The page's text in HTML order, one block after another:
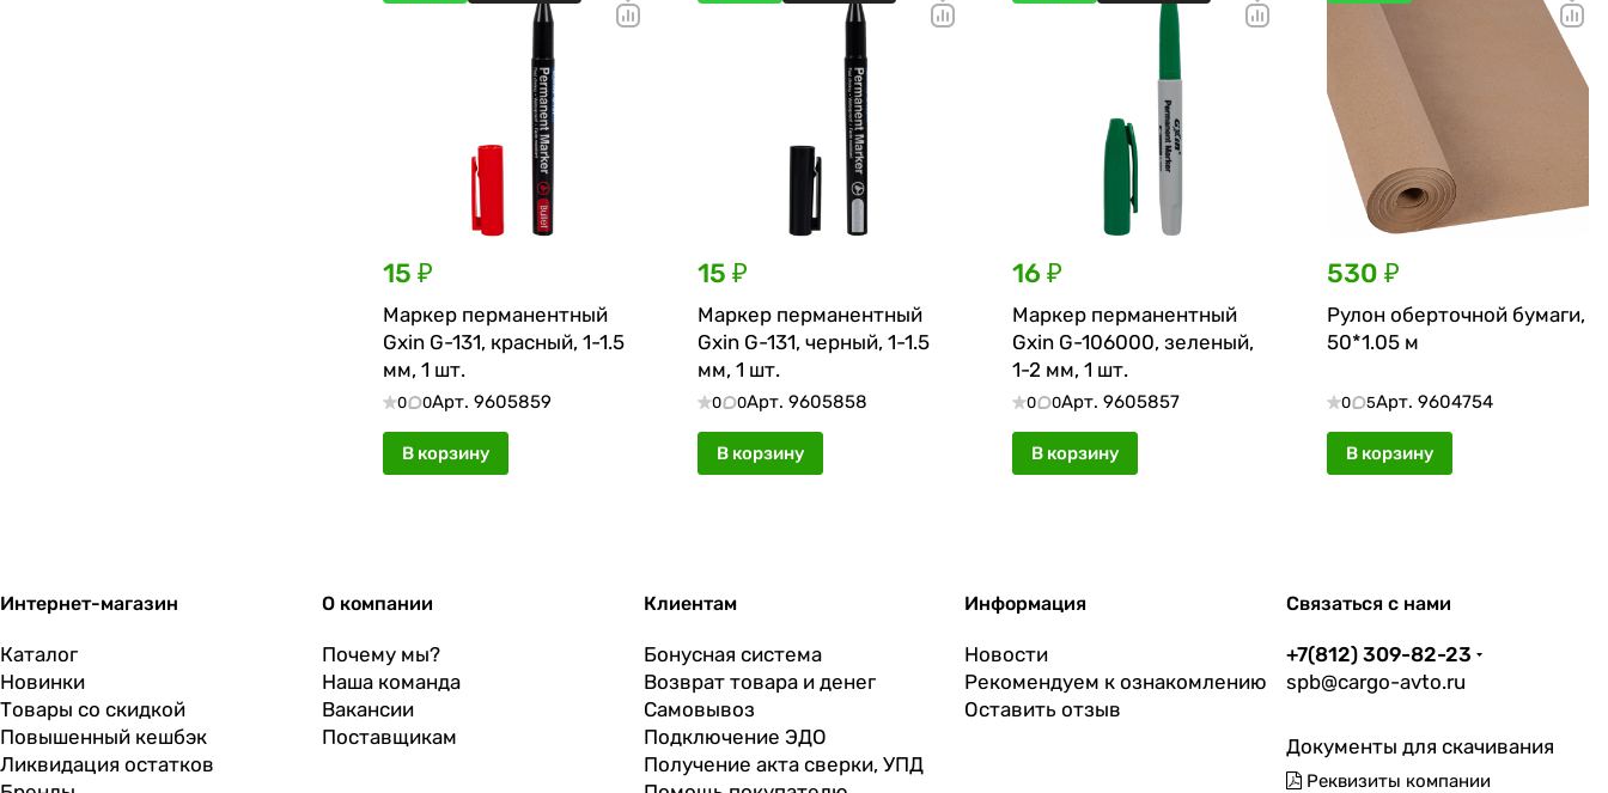
15 ₽
Маркер перманентный
Gxin G-131, красный, 1-1.5
мм, 1 шт.
0 0Арт. 9605859
В корзину
15 ₽
Маркер перманентный
Gxin G-131, черный, 1-1.5
мм, 1 шт.
0 0Арт. 9605858
В корзину
16 ₽
Маркер перманентный
Gxin G-106000, зеленый,
1-2 мм, 1 шт.
0 0Арт. 9605857
В корзину
530 ₽
Рулон оберточной бумаги,
50*1.05 м
0 5Арт. 9604754
В корзину
Интернет-магазин
Каталог
Новинки
Товары со скидкой
Повышенный кешбэк
Ликвидация остатков
О компании
Почему мы?
Наша команда
Вакансии
Поставщикам
Клиентам
Бонусная система
Возврат товара и денег
Самовывоз
Подключение ЭДО
Получение акта сверки, УПД
Информация
Новости
Рекомендуем к ознакомлению
Оставить отзыв
Связаться с нами
+7(812) 309-82-23
spb@cargo-avto.ru
Документы для скачивания
Реквизиты компании